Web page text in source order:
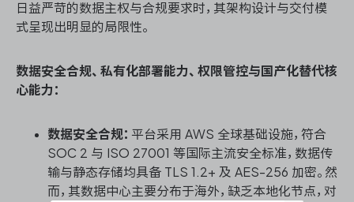
日益严苛的数据主权与合规要求时，其架构设计与交付模
式呈现出明显的局限性。
数据安全合规、私有化部署能力、权限管控与国产化替代核
心能力：
数据安全合规： 平台采用 AWS 全球基础设施，符合
SOC 2 与 ISO 27001 等国际主流安全标准，数据传
输与静态存储均具备 TLS 1.2+ 及 AES-256 加密。然
而，其数据中心主要分布于海外，缺乏本地化节点，对